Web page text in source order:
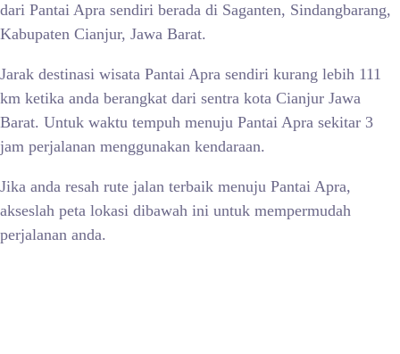
dari Pantai Apra sendiri berada di Saganten, Sindangbarang,
Kabupaten Cianjur, Jawa Barat.
Jarak destinasi wisata Pantai Apra sendiri kurang lebih 111
km ketika anda berangkat dari sentra kota Cianjur Jawa
Barat. Untuk waktu tempuh menuju Pantai Apra sekitar 3
jam perjalanan menggunakan kendaraan.
Jika anda resah rute jalan terbaik menuju Pantai Apra,
akseslah peta lokasi dibawah ini untuk mempermudah
perjalanan anda.